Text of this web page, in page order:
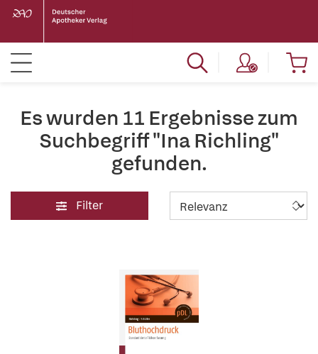
Es wurden 11 Ergebnisse zum
Suchbegriff "Ina Richling"
gefunden.
Filter